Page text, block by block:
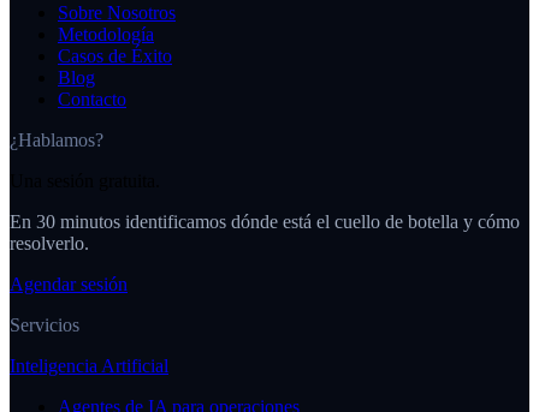
Sobre Nosotros
Metodología
Casos de Éxito
Blog
Contacto
¿Hablamos?
En 30 minutos identificamos dónde está el cuello de botella y cómo
resolverlo.
Agendar sesión
Servicios
Inteligencia Artificial
Agentes de IA para operaciones